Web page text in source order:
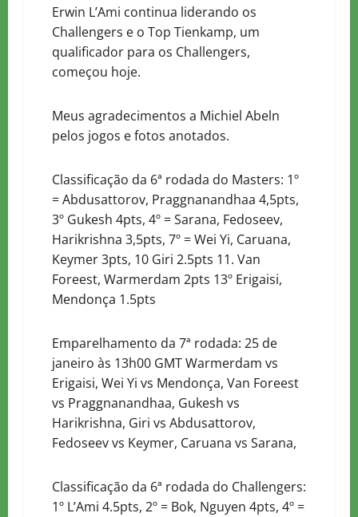
Erwin L’Ami continua liderando os
Challengers e o Top Tienkamp, um
qualificador para os Challengers,
começou hoje.
Meus agradecimentos a Michiel Abeln
pelos jogos e fotos anotados.
Classificação da 6ª rodada do Masters: 1º
=Abdusattorov, Praggnanandhaa 4,5pts,
3º Gukesh 4pts, 4º = Sarana, Fedoseev,
Harikrishna 3,5pts, 7º = Wei Yi, Caruana,
Keymer 3pts, 10 Giri 2.5pts 11. Van
Foreest, Warmerdam 2pts 13º Erigaisi,
Mendonça 1.5pts
Emparelhamento da 7ª rodada: 25 de
janeiro às 13h00 GMT Warmerdam vs
Erigaisi, Wei Yi vs Mendonça, Van Foreest
vs Praggnanandhaa, Gukesh vs
Harikrishna, Giri vs Abdusattorov,
Fedoseev vs Keymer, Caruana vs Sarana,
Classificação da 6ª rodada do Challengers:
1º L’Ami 4.5pts, 2º = Bok, Nguyen 4pts, 4º =